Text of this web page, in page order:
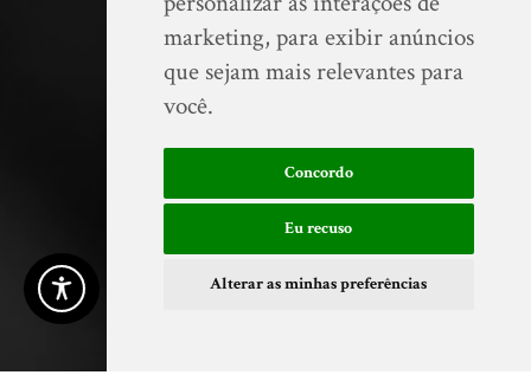
marketing, para exibir anúncios
que sejam mais relevantes para
você.
Concordo
Eu recuso
Alterar as minhas preferências